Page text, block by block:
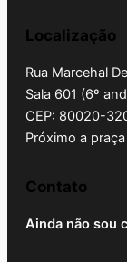
Localização
Rua Marcehal
Sala 601 (6º
CEP: 80020-
Próximo a
Contato
Ainda não sou